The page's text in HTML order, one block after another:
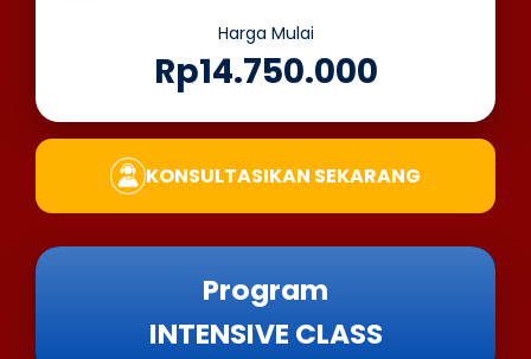
Harga Mulai
Rp14.750.000
KONSULTASIKAN SEKARANG
Program
INTENSIVE CLASS